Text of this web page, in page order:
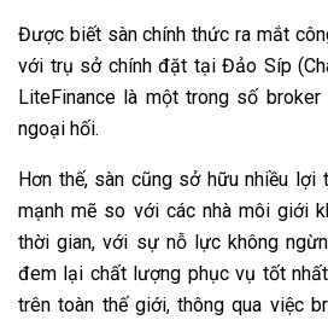
Được biết sàn chính thức ra mắt
với trụ sở chính đặt tại Đảo Síp
LiteFinance là một trong số
ngoại hối.
Hơn thế, sàn cũng sở hữu nhiều lợi
mạnh mẽ so với các nhà môi giới
thời gian, với sự nỗ lực không
đem lại chất lượng phục vụ tốt
trên toàn thế giới, thông qua việc